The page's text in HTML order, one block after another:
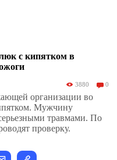
с кипятком в
3880 0
организации во
Мужчину
травмами. По
проверку.